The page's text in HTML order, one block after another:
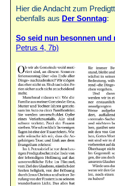
Hier die Andacht zum
ebenfalls aus Der Sonntag:
So seid nun besonnen und
Petrus 4, 7b)